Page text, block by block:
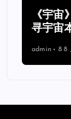
《宇宙
寻宇宙
admin 8 8